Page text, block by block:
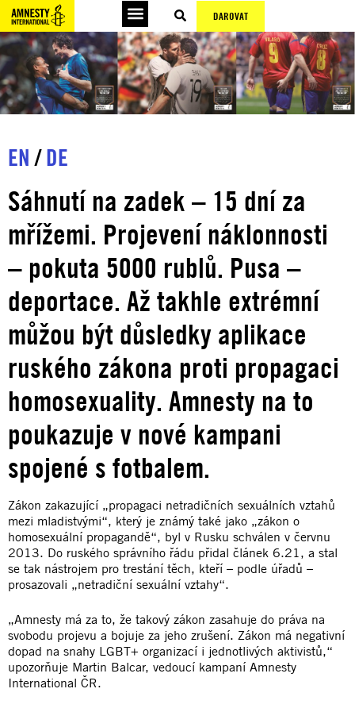
DAROVAT
EN /DE
Sáhnutí na zadek – 15 dní za
mřížemi. Projevení náklonnosti
– pokuta 5000 rublů. Pusa –
deportace. Až takhle extrémní
můžou být důsledky aplikace
ruského zákona proti propagaci
homosexuality. Amnesty na to
poukazuje v nové kampani
spojené s fotbalem.
Zákon zakazující „propagaci netradičních sexuálních vztahů
mezi mladistvými“, který je známý také jako „zákon o
homosexuální propagandě“, byl v Rusku schválen v červnu
2013. Do ruského správního řádu přidal článek 6.21, a stal
se tak nástrojem pro trestání těch, kteří – podle úřadů –
prosazovali „netradiční sexuální vztahy“.
„Amnesty má za to, že takový zákon zasahuje do práva na
svobodu projevu a bojuje za jeho zrušení. Zákon má negativní
dopad na snahy LGBT+ organizací i jednotlivých aktivistů,“
upozorňuje Martin Balcar, vedoucí kampaní Amnesty
International ČR.